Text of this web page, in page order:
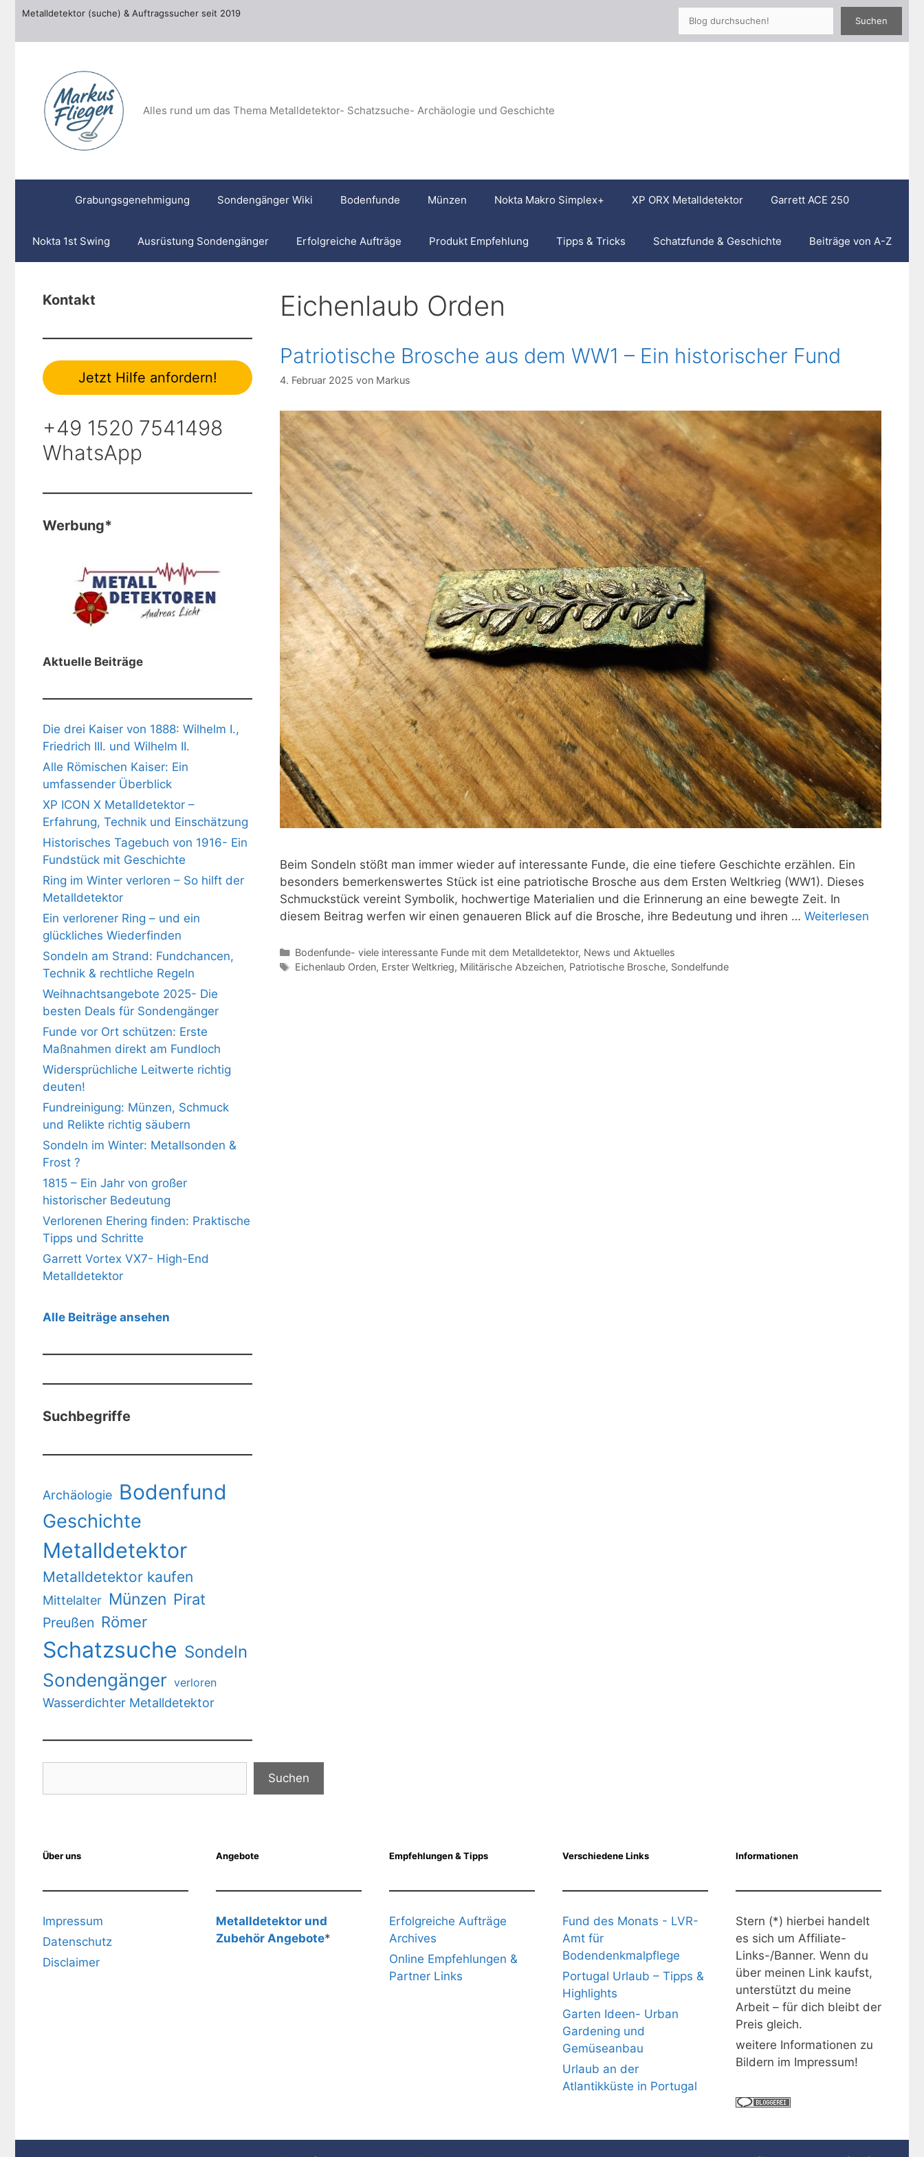
Zum
springen
Metalldetektor (suche) & Auftragssucher seit 2019
Suchen
Alles rund um das Thema Metalldetektor- Schatzsuche- Archäologie und Geschichte
Grabungsgenehmigung Sondengänger Wiki Bodenfunde Münzen Nokta Makro Simplex+ XP ORX Metalldetektor Garrett ACE 250
Nokta 1st Swing Ausrüstung Sondengänger Erfolgreiche Aufträge Produkt Empfehlung Tipps & Tricks Schatzfunde & Geschichte Beiträge von A-Z
Eichenlaub Orden
Patriotische Brosche aus dem WW1 – Ein historischer Fund
4. Februar 2025 von Markus
Beim Sondeln stößt man immer wieder auf interessante Funde, die eine tiefere Geschichte erzählen. Ein
besonders bemerkenswertes Stück ist eine patriotische Brosche aus dem Ersten Weltkrieg (WW1). Dieses
Schmuckstück vereint Symbolik, hochwertige Materialien und die Erinnerung an eine bewegte Zeit. In
diesem Beitrag werfen wir einen genaueren Blick auf die Brosche, ihre Bedeutung und ihren … Weiterlesen
Kategorien
Bodenfunde- viele interessante Funde mit dem Metalldetektor, News und Aktuelles
Schlagwörter
Eichenlaub Orden, Erster Weltkrieg, Militärische Abzeichen, Patriotische Brosche, Sondelfunde
Kontakt
Jetzt Hilfe anfordern!
+49 1520 7541498
WhatsApp
Werbung*
Aktuelle Beiträge
Die drei Kaiser von 1888: Wilhelm I.,
Friedrich III. und Wilhelm II.
Alle Römischen Kaiser: Ein
umfassender Überblick
XP ICON X Metalldetektor –
Erfahrung, Technik und Einschätzung
Historisches Tagebuch von 1916- Ein
Fundstück mit Geschichte
Ring im Winter verloren – So hilft der
Metalldetektor
Ein verlorener Ring – und ein
glückliches Wiederfinden
Sondeln am Strand: Fundchancen,
Technik & rechtliche Regeln
Weihnachtsangebote 2025- Die
besten Deals für Sondengänger
Funde vor Ort schützen: Erste
Maßnahmen direkt am Fundloch
Widersprüchliche Leitwerte richtig
deuten!
Fundreinigung: Münzen, Schmuck
und Relikte richtig säubern
Sondeln im Winter: Metallsonden &
Frost ?
1815 – Ein Jahr von großer
historischer Bedeutung
Verlorenen Ehering finden: Praktische
Tipps und Schritte
Garrett Vortex VX7- High-End
Metalldetektor
Alle Beiträge ansehen
Suchbegriffe
Archäologie Bodenfund
Geschichte
Metalldetektor
Metalldetektor kaufen
Mittelalter Münzen Pirat
Preußen Römer
Schatzsuche Sondeln
Sondengänger verloren
Wasserdichter Metalldetektor
Suchen
Über uns
Impressum
Datenschutz
Disclaimer
Angebote
Metalldetektor und
Zubehör Angebote*
Empfehlungen & Tipps
Erfolgreiche Aufträge
Archives
Online Empfehlungen &
Partner Links
Verschiedene Links
Fund des Monats - LVR-
Amt für
Bodendenkmalpflege
Portugal Urlaub – Tipps &
Highlights
Garten Ideen- Urban
Gardening und
Gemüseanbau
Urlaub an der
Atlantikküste in Portugal
Informationen
Stern (*) hierbei handelt
es sich um Affiliate-
Links-/Banner. Wenn du
über meinen Link kaufst,
unterstützt du meine
Arbeit – für dich bleibt der
Preis gleich.
weitere Informationen zu
Bildern im Impressum!